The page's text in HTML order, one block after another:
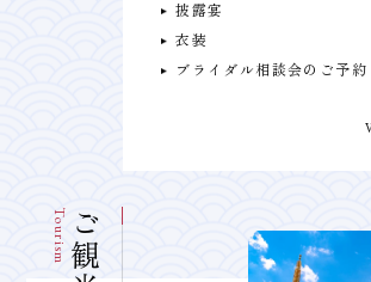
披露宴
衣装
ブライダル相談会のご予約
ご観光
Tourism